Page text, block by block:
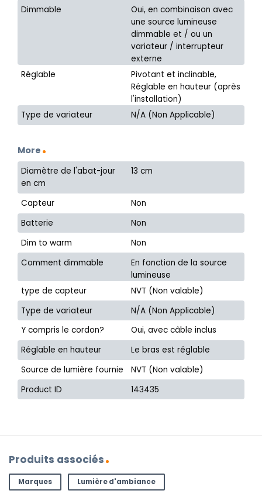
Dimmable
Oui, en combinaison avec
une source lumineuse
dimmable et / ou un
variateur / interrupteur
externe
Réglable
Pivotant et inclinable,
Réglable en hauteur (après
l'installation)
Type de variateur
N/A (Non Applicable)
More
Diamètre de l'abat-jour
en cm
13 cm
Capteur
Non
Batterie
Non
Dim to warm
Non
Comment dimmable
En fonction de la source
lumineuse
type de capteur
NVT (Non valable)
Type de variateur
N/A (Non Applicable)
Y compris le cordon?
Oui, avec câble inclus
Réglable en hauteur
Le bras est réglable
Source de lumière fournie
NVT (Non valable)
Product ID
143435
Produits associés
Marques Lumière d'ambiance